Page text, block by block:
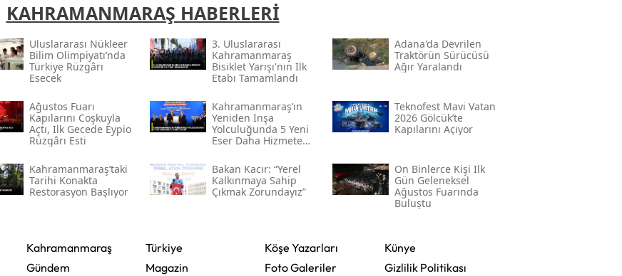
Siirt
Sinop
Sivas
Tokat
Tunceli
Uşak
KAHRAMANMARAŞ HABERLERİ
Uluslararası Nükleer
Bilim Olimpiyatı’nda
Türkiye Rüzgârı
Esecek
3. Uluslararası
Kahramanmaraş
Bisiklet Yarışı'nın Ilk
Etabı Tamamlandı
Adana'da Devrilen
Traktörün Sürücüsü
Ağır Yaralandı
Ağustos Fuarı
Kapılarını Coşkuyla
Açtı, Ilk Gecede Eypio
Rüzgârı Esti
Kahramanmaraş’ın
Yeniden Inşa
Yolculuğunda 5 Yeni
Eser Daha Hizmete
Teknofest Mavi Vatan
2026 Gölcük’te
Kapılarını Açıyor
Kahramanmaraş’taki
Tarihi Konakta
Restorasyon Başlıyor
Bakan Kacır: “yerel
Kalkınmaya Sahip
Çıkmak Zorundayız”
On Binlerce Kişi Ilk
Gün Geleneksel
Ağustos Fuarında
Buluştu
Kahramanmaraş
Gündem
Türkiye
Magazin
Köşe Yazarları
Foto Galeriler
Künye
Gizlilik Politikası